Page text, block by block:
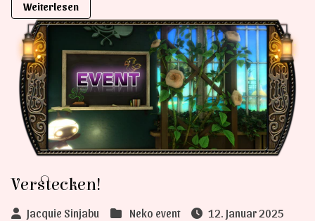
Weiterlesen
Verstecken!
Jacquie Sinjabu Neko event 12. Januar 2025